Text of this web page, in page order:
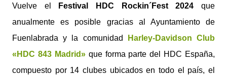
Vuelve el Festival HDC Rockin´Fest 2024 que
anualmente es posible gracias al Ayuntamiento de
Fuenlabrada y la comunidad
Harley-Davidson Club
«HDC 843 Madrid»que forma parte del HDC España,
compuesto por 14 clubes ubicados en todo el país, el